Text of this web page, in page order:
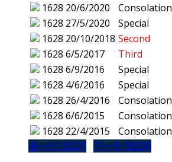
1628 20/6/2020
Consolation
1628 27/5/2020
Special
1628 20/10/2018 Second
1628 6/5/2017
Third
1628 6/9/2016
Special
1628 4/6/2016
Special
1628 26/4/2016
Consolation
1628 6/6/2015
Consolation
1628 22/4/2015
Consolation
是一个 (1627) 下一个 (1629)